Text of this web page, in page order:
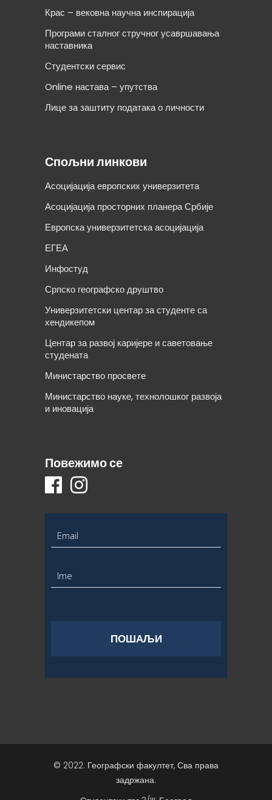
Крас – вековна научна инспирација
Програми сталног стручног усавршавања
наставника
Студентски сервис
Online настава – упутства
Лице за заштиту података о личности
Спољни линкови
Асоцијација европских универзитета
Асоцијација просторних планера Србије
Европска универзитетска асоцијација
ЕГЕА
Инфостуд
Српско географско друштво
Универзитетски центар за студенте са
хендикепом
Центар за развој каријере и саветовање
студената
Министарство просвете
Министарство науке, технолошког развоја
и иновација
Повежимо се
© 2022. Географски факултет, Сва права
задржана.